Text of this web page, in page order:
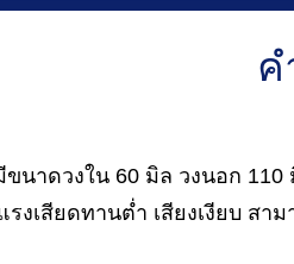
ค
ขนาดวงใน 60 มิล วงนอก
รงเสียดทานต่ำ เสียงเงียบ สา